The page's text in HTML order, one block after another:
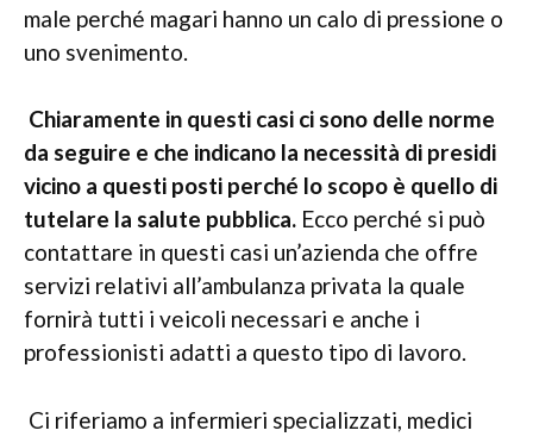
male perché magari hanno un calo di pressione o
uno svenimento.
Chiaramente in questi casi ci sono delle norme
da seguire e che indicano la necessità di presidi
vicino a questi posti perché lo scopo è quello di
tutelare la salute pubblica. Ecco perché si può
contattare in questi casi un’azienda che offre
servizi relativi all’ambulanza privata la quale
fornirà tutti i veicoli necessari e anche i
professionisti adatti a questo tipo di lavoro.
Ci riferiamo a infermieri specializzati, medici